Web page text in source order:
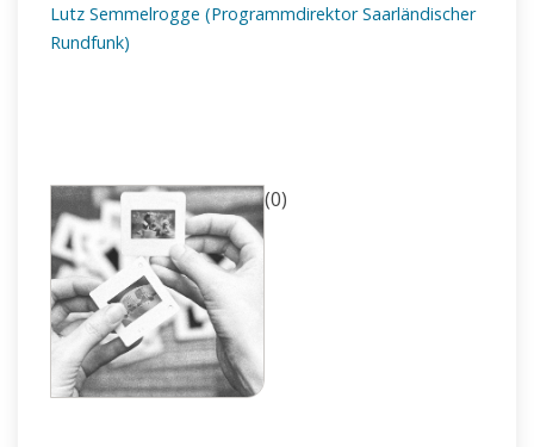
Lutz Semmelrogge (Programmdirektor Saarländischer
Rundfunk)
(0)